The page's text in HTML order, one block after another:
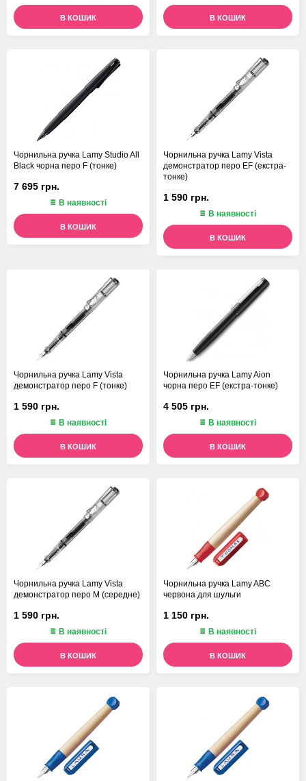
В КОШИК В КОШИК
Чорнильна ручка Lamy Studio All
Black чорна перо F (тонке)
7 695 грн.
В наявності
В КОШИК
Чорнильна ручка Lamy Vista
демонстратор перо EF (екстра-
тонке)
1 590 грн.
В наявності
В КОШИК
Чорнильна ручка Lamy Vista
демонстратор перо F (тонке)
1 590 грн.
В наявності
В КОШИК
Чорнильна ручка Lamy Aion
чорна перо EF (екстра-тонке)
4 505 грн.
В наявності
В КОШИК
Чорнильна ручка Lamy Vista
демонстратор перо М (середне)
1 590 грн.
В наявності
В КОШИК
Чорнильна ручка Lamy ABC
червона для шульги
1 150 грн.
В наявності
В КОШИК